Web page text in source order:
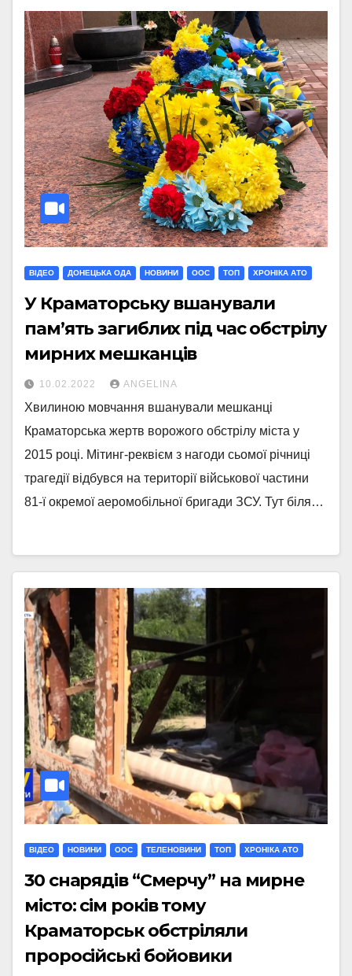
ВІДЕО ДОНЕЦЬКА ОДА НОВИНИ ООС ТОП ХРОНІКА АТО
У Краматорську вшанували
пам’ять загиблих під час обстрілу
мирних мешканців
10.02.2022 ANGELINA
Хвилиною мовчання вшанували мешканці
Краматорська жертв ворожого обстрілу міста у
2015 році. Мітинг-реквієм з нагоди сьомої річниці
трагедії відбувся на території військової частини
81-ї окремої аеромобільної бригади ЗСУ. Тут біля…
ВІДЕО НОВИНИ ООС ТЕЛЕНОВИНИ ТОП ХРОНІКА АТО
30 снарядів “Смерчу” на мирне
місто: сім років тому
Краматорськ обстріляли
проросійські бойовики